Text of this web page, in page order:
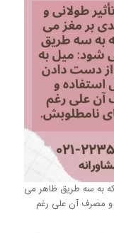
که به سه طریق ظاهر می
و مصرف آن علی رغم